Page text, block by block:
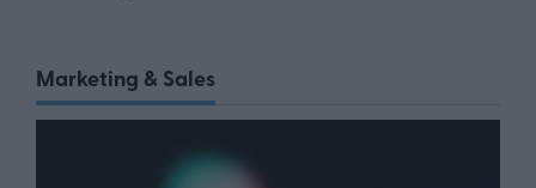
Marketing & Sales